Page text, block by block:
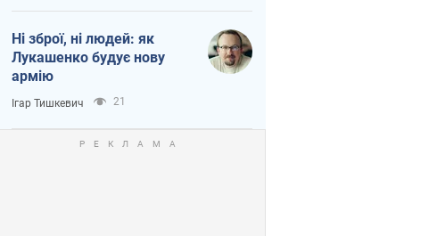
Ні зброї, ні людей: як
Лукашенко будує нову
армію
Ігар Тишкевич 21